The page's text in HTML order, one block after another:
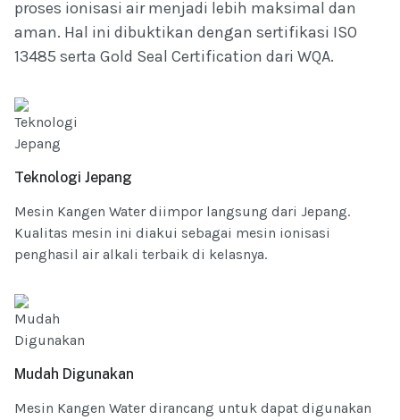
proses ionisasi air menjadi lebih maksimal dan
aman. Hal ini dibuktikan dengan sertifikasi ISO
13485 serta Gold Seal Certification dari WQA.
Teknologi Jepang
Mesin Kangen Water diimpor langsung dari Jepang.
Kualitas mesin ini diakui sebagai mesin ionisasi
penghasil air alkali terbaik di kelasnya.
Mudah Digunakan
Mesin Kangen Water dirancang untuk dapat digunakan